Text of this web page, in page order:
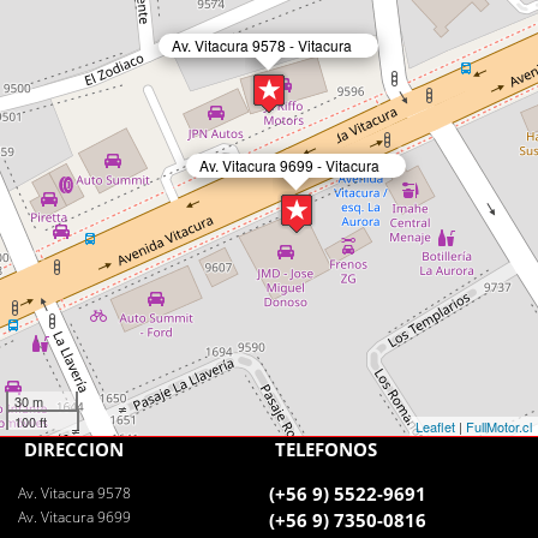
Av. Vitacura 9578 - Vitacura
Av. Vitacura 9699 - Vitacura
30 m
100 ft
Leaflet | FullMotor.cl
DIRECCIÓN
Av. Vitacura 9578
Av. Vitacura 9699
TELÉFONOS
(+56 9) 5522-9691
(+56 9) 7350-0816